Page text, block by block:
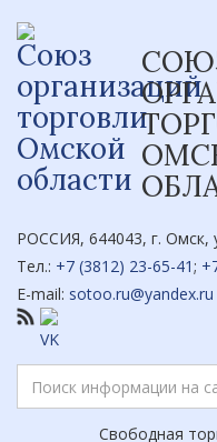
РОССИЯ, 644043, г. Омск,
Тел.: +7 (3812) 23-65-41;
E-mail: sotoo.ru@yandex.ru
Свободная